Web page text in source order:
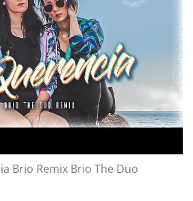
Brio Remix Brio The Duo